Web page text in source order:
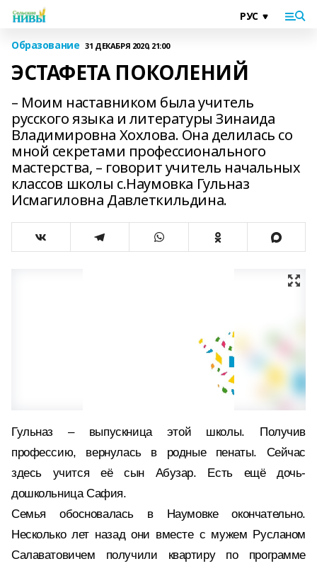
Образование 31 ДЕКАБРЯ 2020, 21:00
ЭСТАФЕТА ПОКОЛЕНИЙ
– Моим наставником была учитель
русского языка и литературы Зинаида
Владимировна Хохлова. Она делилась со
мной секретами профессионального
мастерства, – говорит учитель начальных
классов школы с.Наумовка Гульназ
Исмагиловна Давлеткильдина.
Гульназ – выпускница этой школы. Получив
профессию, вернулась в родные пенаты. Сейчас
здесь учится её сын Абузар. Есть ещё дочь-
дошкольница Сафия.
Семья обосновалась в Наумовке окончательно.
Несколько лет назад они вместе с мужем Русланом
Салаватовичем получили квартиру по программе